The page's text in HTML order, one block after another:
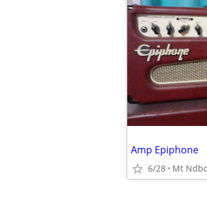
Amp Epiphone
6/28 Mt